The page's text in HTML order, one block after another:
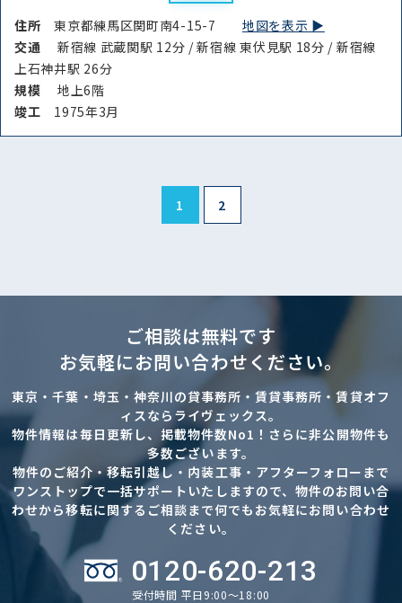
住所東京都練馬区関町南4-15-7地図を表示 ▶︎
交通
新宿線 武蔵関駅 12分 / 新宿線 東伏見駅 18分 / 新宿線
上石神井駅 26分
規模
地上6階
竣⼯ 1975年3月
1 2
ご相談は無料です
お気軽にお問い合わせください。
東京・千葉・埼玉・神奈川の貸事務所・賃貸事務所・賃貸オフ
ィスならライヴェックス。
物件情報は毎日更新し、掲載物件数No1！さらに非公開物件も
多数ございます。
物件のご紹介・移転引越し・内装工事・アフターフォローまで
ワンストップで一括サポートいたしますので、物件のお問い合
わせから移転に関するご相談まで何でもお気軽にお問い合わせ
ください。
0120-620-213
受付時間 平日9:00～18:00